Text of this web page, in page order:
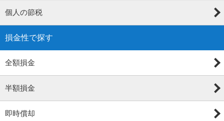
個人の節税
損金性で探す
全額損金
半額損金
即時償却